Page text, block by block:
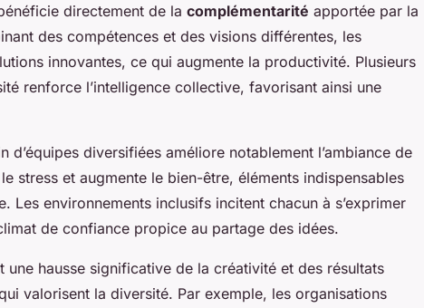
directement de la complémentarité apportée par la
des compétences et des visions différentes, les
innovantes, ce qui augmente la productivité. Plusieurs
renforce l’intelligence collective, favorisant ainsi une
d’équipes diversifiées améliore notablement l’ambiance de
stress et augmente le bien-être, éléments indispensables
Les environnements inclusifs incitent chacun à s’exprimer
de confiance propice au partage des idées.
une hausse significative de la créativité et des résultats
valorisent la diversité. Par exemple, les organisations